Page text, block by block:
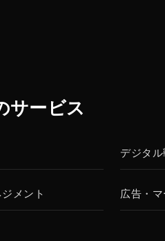
サービス
デジタ
メント 広告・